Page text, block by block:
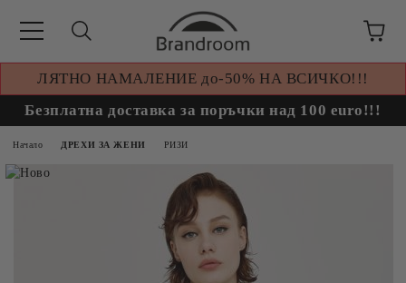
ЛЯТНО НАМАЛЕНИЕ до-50% НА ВСИЧКО!!!
Безплатна доставка за поръчки над 100 euro!!!
Начало ДРЕХИ ЗА ЖЕНИ РИЗИ